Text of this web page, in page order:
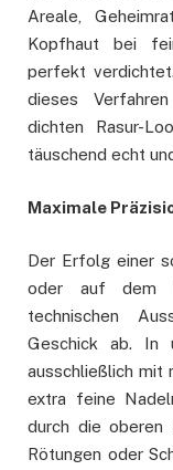
Areale,
Kopfhaut bei
perfekt
dieses
dichten Rasur-
täuschend echt
Maximale
Der Erfolg einer
oder auf dem
technischen
Geschick ab. In
ausschließlich mit
extra feine
durch die oberen
Rötungen oder